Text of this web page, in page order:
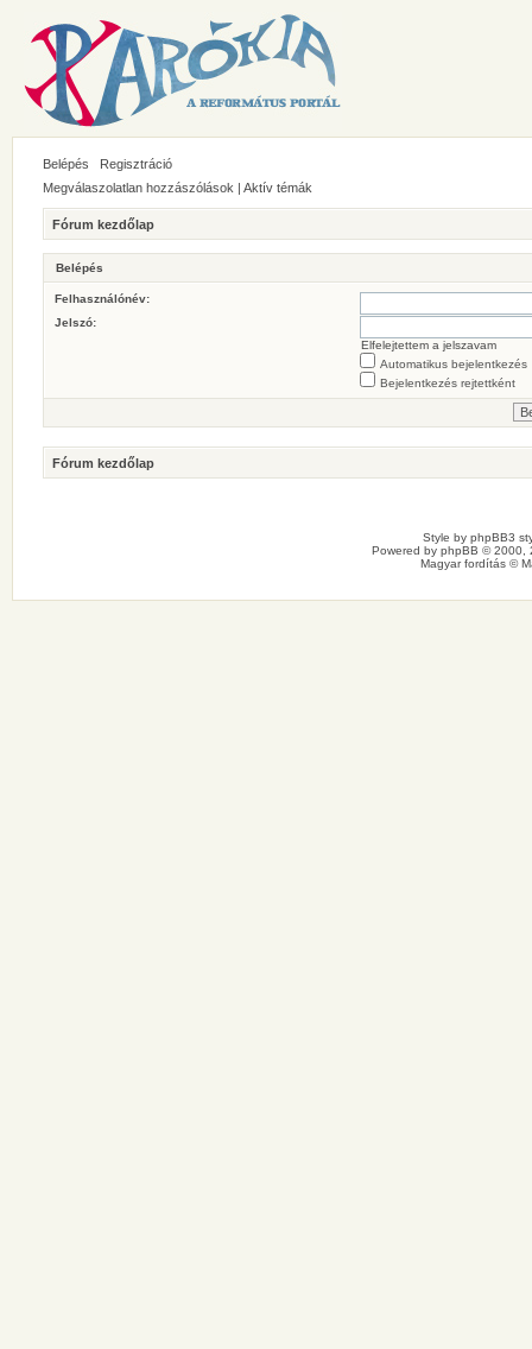
Belépés
Regisztráció
Megválaszolatlan hozzászólások | Aktív témák
Fórum kezdőlap
Belépés
Felhasználónév:
Jelszó:
Elfelejtettem a jelszavam
Automatikus bejelentkezés
Bejelentkezés rejtettként
Fórum kezdőlap
Style by phpBB3
Powered by phpBB © 2000,
Magyar fordítás ©